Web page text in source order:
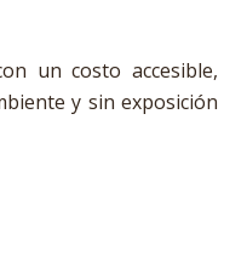
un costo accesible,
y sin exposición